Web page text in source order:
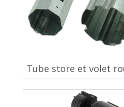
Tube store et volet